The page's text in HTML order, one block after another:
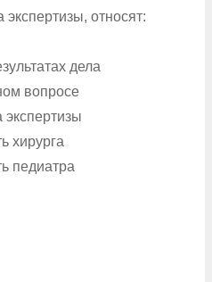
экспертизы, относят:
дела
вопросе
экспертизы
хирурга
педиатра